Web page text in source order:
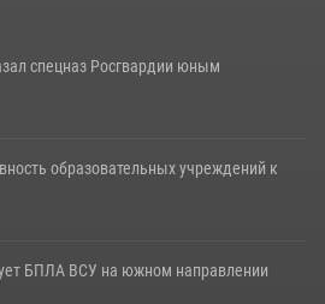
спецназ Росгвардии юным
образовательных учреждений к
БПЛА ВСУ на южном направлении